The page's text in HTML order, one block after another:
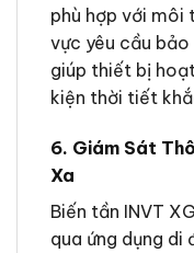
phù hợp với môi
vực yêu cầu
giúp thiết bị
kiện thời tiết
6. Giám Sát
Xa
Biến tần INVT
qua ứng dụng di